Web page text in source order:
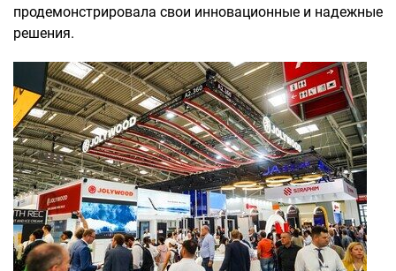
продемонстрировала свои инновационные и надежные
решения.